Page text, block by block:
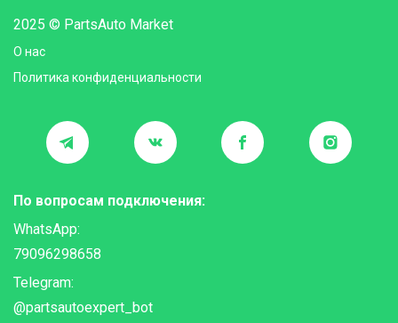
2025 © PartsAuto Market
О нас
Политика конфиденциальности
По вопросам подключения:
WhatsApp:
79096298658
Telegram:
@partsautoexpert_bot